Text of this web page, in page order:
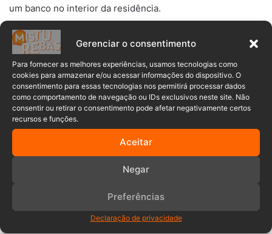
Gerenciar o consentimento
Para fornecer as melhores experiências, usamos tecnologias como
cookies para armazenar e/ou acessar informações do dispositivo. O
consentimento para essas tecnologias nos permitirá processar dados
como comportamento de navegação ou IDs exclusivos neste site. Não
consentir ou retirar o consentimento pode afetar negativamente certos
recursos e funções.
Aceitar
Negar
Preferências
Declaração de privacidade
um banco no interior da residência.
LEIA TAMBÉM: Adolescente é pego por tráfico de drogas
Diante dos fatos, foi dado voz de prisão ao homem por
posse irregular de arma de fogo e conduzido à Delegacia
de Polícia Civil para que as devidas providências fossem
foram apreendidas.